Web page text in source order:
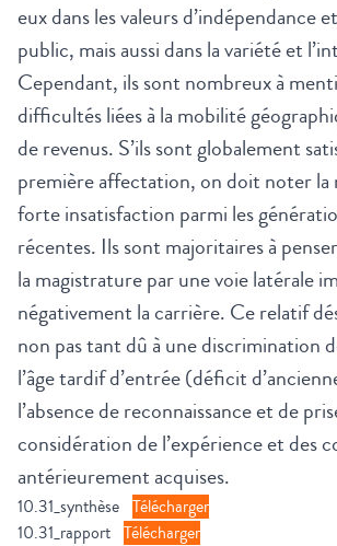
eux dans les valeurs d’indépendance
public, mais aussi dans la variété et
Cependant, ils sont nombreux à
difficultés liées à la mobilité
de revenus. S’ils sont globalement
première affectation, on doit noter la
forte insatisfaction parmi les
récentes. Ils sont majoritaires à
la magistrature par une voie latérale
négativement la carrière. Ce relatif
non pas tant dû à une discrimination
l’âge tardif d’entrée (déficit
l’absence de reconnaissance et de
considération de l’expérience et des
antérieurement acquises.
10.31_synthèse Télécharger
10.31_rapport Télécharger